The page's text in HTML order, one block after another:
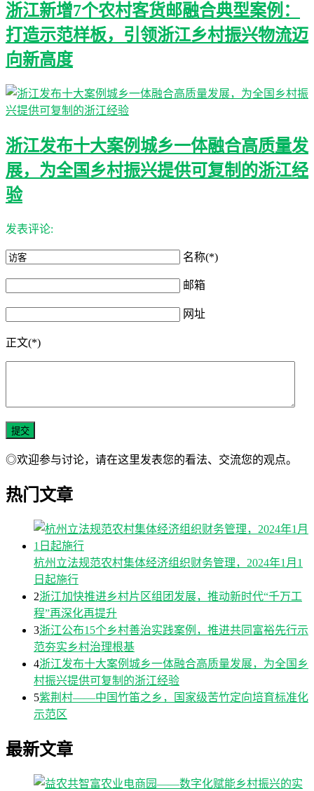
浙江新增7个农村客货邮融合典型案例：
打造示范样板，引领浙江乡村振兴物流迈
向新高度
浙江发布十大案例城乡一体融合高质量发
展，为全国乡村振兴提供可复制的浙江经
验
发表评论:
名称(*)
邮箱
网址
正文(*)
◎欢迎参与讨论，请在这里发表您的看法、交流您的观点。
热门文章
杭州立法规范农村集体经济组织财务管理，2024年1月1
日起施行
2浙江加快推进乡村片区组团发展，推动新时代“千万工
程”再深化再提升
3浙江公布15个乡村善治实践案例，推进共同富裕先行示
范夯实乡村治理根基
4浙江发布十大案例城乡一体融合高质量发展，为全国乡
村振兴提供可复制的浙江经验
5紫荆村——中国竹笛之乡，国家级苦竹定向培育标准化
示范区
最新文章